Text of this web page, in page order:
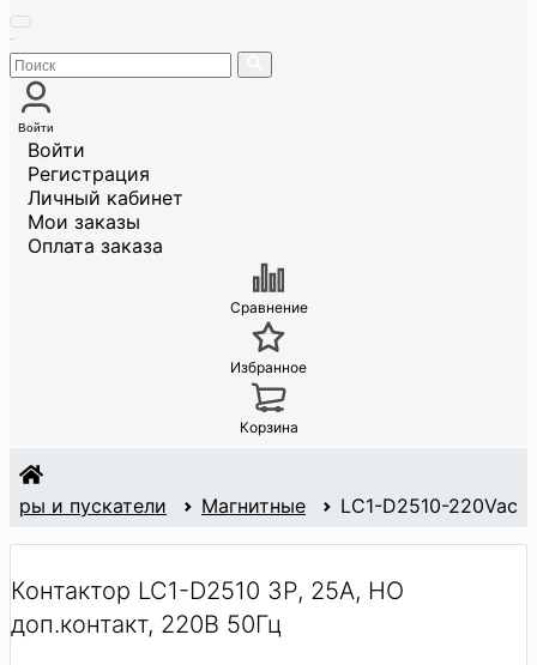
Войти
Войти
Регистрация
Личный кабинет
Мои заказы
Оплата заказа
Сравнение
Избранное
Корзина
и пускатели Магнитные LC1-D2510-220Vac
Контактор LC1-D2510 3Р, 25А, НО
доп.контакт, 220В 50Гц